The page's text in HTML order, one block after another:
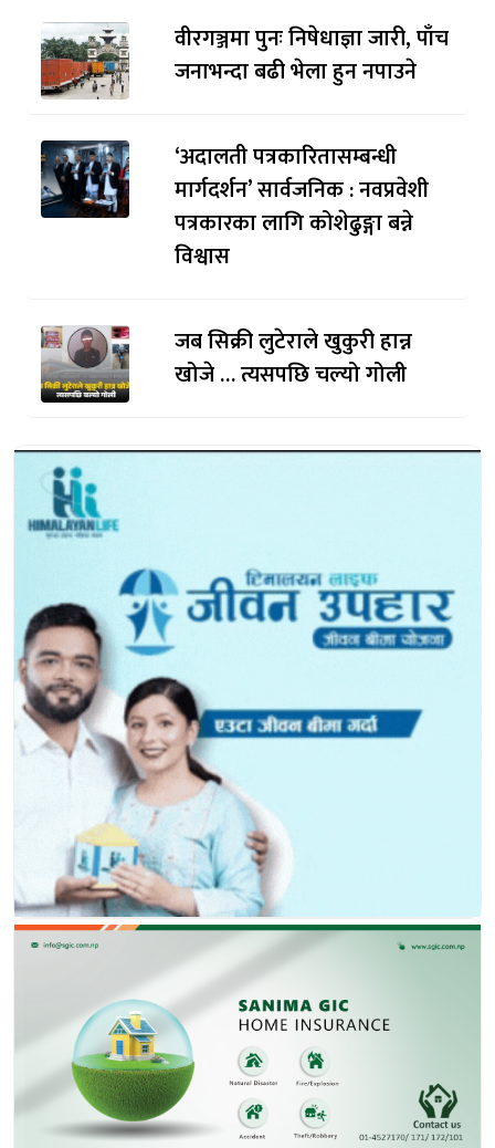
वीरगञ्जमा पुनः निषेधाज्ञा जारी, पाँच
जनाभन्दा बढी भेला हुन नपाउने
‘अदालती पत्रकारितासम्बन्धी
मार्गदर्शन’ सार्वजनिक : नवप्रवेशी
पत्रकारका लागि कोशेढुङ्गा बन्ने
विश्वास
जब सिक्री लुटेराले खुकुरी हान्न
खोजे … त्यसपछि चल्यो गोली